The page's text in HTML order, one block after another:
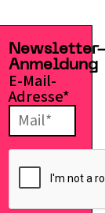
Anmeldung
E-Mail-
Adresse*